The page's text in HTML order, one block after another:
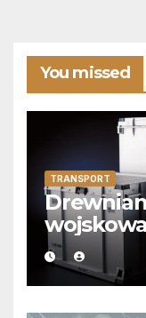
You missed
TRANSPORT